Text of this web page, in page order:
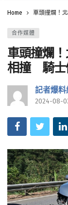
Home 車頭撞爛！
合作媒體
車頭撞爛
相撞 騎士
記者爆料
2024-08-